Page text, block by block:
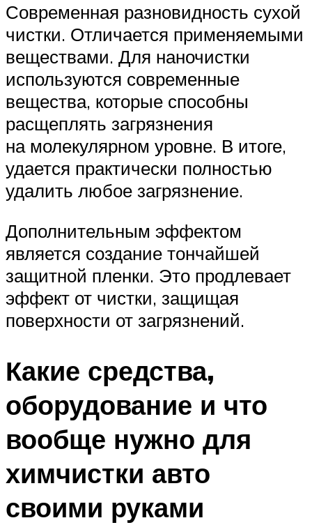
Современная разновидность сухой
чистки. Отличается применяемыми
веществами. Для наночистки
используются современные
вещества, которые способны
расщеплять загрязнения
на молекулярном уровне. В итоге,
удается практически полностью
удалить любое загрязнение.
Дополнительным эффектом
является создание тончайшей
защитной пленки. Это продлевает
эффект от чистки, защищая
поверхности от загрязнений.
Какие средства,
оборудование и что
вообще нужно для
химчистки авто
своими руками